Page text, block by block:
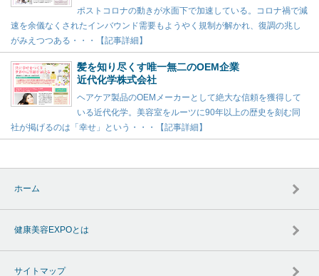
ポストコロナの動きが水面下で加速している。コロナ禍で減
速を余儀なくされたインバウンド需要もようやく規制が解かれ、復調の兆し
がみえつつある・・・【記事詳細】
髪を知り尽くす唯一無二のOEM企業
近代化学株式会社
ヘアケア製品のOEMメーカーとして絶大な信頼を獲得して
いる近代化学。美容室をルーツに90年以上の歴史を刻む同
社が掲げるのは「幸せ」という・・・【記事詳細】
ホーム
健康美容EXPOとは
サイトマップ